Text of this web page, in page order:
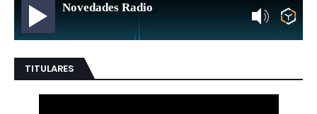
Novedades Radio
TITULARES